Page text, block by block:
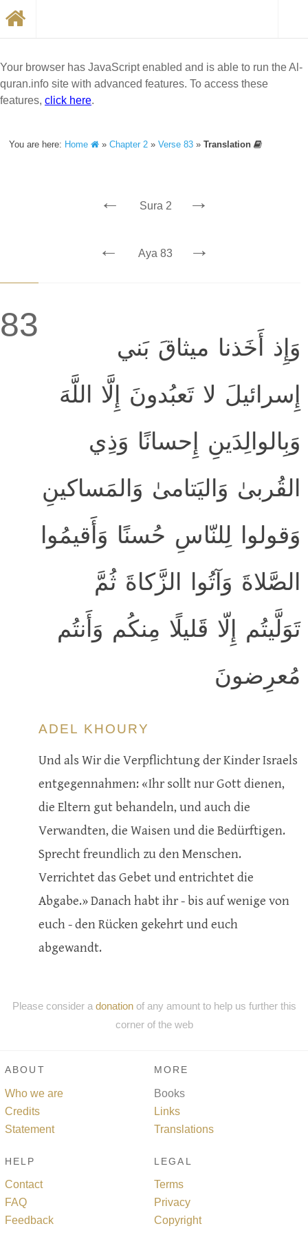
Your browser has JavaScript enabled and is able to run the Al-
quran.info site with advanced features. To access these
features, click here.
You are here: Home »Chapter 2 »Verse 83 »Translation
← Sura 2 →
← Aya 83 →
83
وَإِذ أَخَذنا ميثاقَ بَني
إِسرائيلَ لا تَعبُدونَ إِلَّا اللَّهَ
وَبِالوالِدَينِ إِحسانًا وَذِي
القُربىٰ وَاليَتامىٰ وَالمَساكينِ
وَقولوا لِلنّاسِ حُسنًا وَأَقيمُوا
الصَّلاةَ وَآتُوا الزَّكاةَ ثُمَّ
تَوَلَّيتُم إِلّا قَليلًا مِنكُم وَأَنتُم
مُعرِضونَ
ADEL KHOURY
Und als Wir die Verpflichtung der Kinder Israels
entgegennahmen: «Ihr sollt nur Gott dienen,
die Eltern gut behandeln, und auch die
Verwandten, die Waisen und die Bedürftigen.
Sprecht freundlich zu den Menschen.
Verrichtet das Gebet und entrichtet die
Abgabe.» Danach habt ihr - bis auf wenige von
euch - den Rücken gekehrt und euch
abgewandt.
Please consider a donationof any amount to help us further this
corner of the web
ABOUT
Who we are
Credits
Statement
MORE
Books
Links
Translations
HELP
Contact
FAQ
Feedback
LEGAL
Terms
Privacy
Copyright